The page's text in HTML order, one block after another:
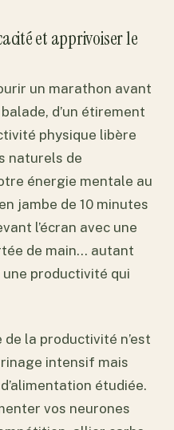
et apprivoiser le
un marathon avant
d’un étirement
physique libère
naturels de
énergie mentale au
jambe de 10 minutes
l’écran avec une
de main… autant
productivité qui
la productivité n’est
intensif mais
étudiée.
vos neurones